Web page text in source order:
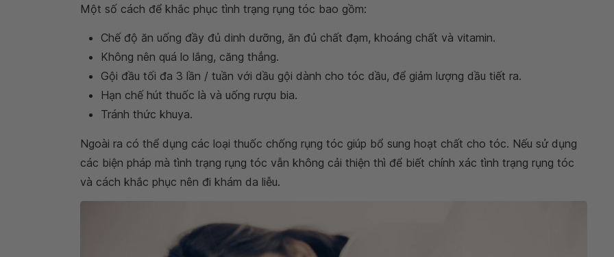
Một số cách để khắc phục tình trạng rụng tóc bao gồm:
Chế độ ăn uống đầy đủ dinh dưỡng, ăn đủ chất đạm, khoáng chất và vitamin.
Không nên quá lo lắng, căng thẳng.
Gội đầu tối đa 3 lần / tuần với dầu gội dành cho tóc dầu, để giảm lượng dầu tiết ra.
Hạn chế hút thuốc là và uống rượu bia.
Tránh thức khuya.
Ngoài ra có thể dụng các loại thuốc chống rụng tóc giúp bổ sung hoạt chất cho tóc. Nếu sử dụng
các biện pháp mà tình trạng rụng tóc vẫn không cải thiện thì để biết chính xác tình trạng rụng tóc
và cách khắc phục nên đi khám da liễu.